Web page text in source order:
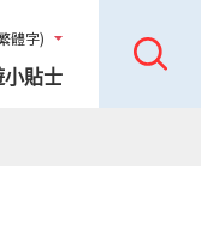
體字)
小貼士